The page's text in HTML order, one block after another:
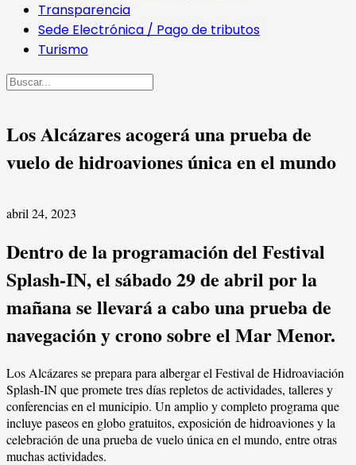
Transparencia
Sede Electrónica / Pago de tributos
Turismo
Buscar
Los Alcázares acogerá una prueba de
vuelo de hidroaviones única en el mundo
abril 24, 2023
Dentro de la programación del Festival
Splash-IN, el sábado 29 de abril por la
mañana se llevará a cabo una prueba de
navegación y crono sobre el Mar Menor.
Los Alcázares se prepara para albergar el Festival de Hidroaviación
Splash-IN que promete tres días repletos de actividades, talleres y
conferencias en el municipio. Un amplio y completo programa que
incluye paseos en globo gratuitos, exposición de hidroaviones y la
celebración de una prueba de vuelo única en el mundo, entre otras
muchas actividades.